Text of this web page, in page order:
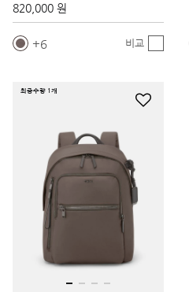
820,000 원
6 비교
최종수량 1개